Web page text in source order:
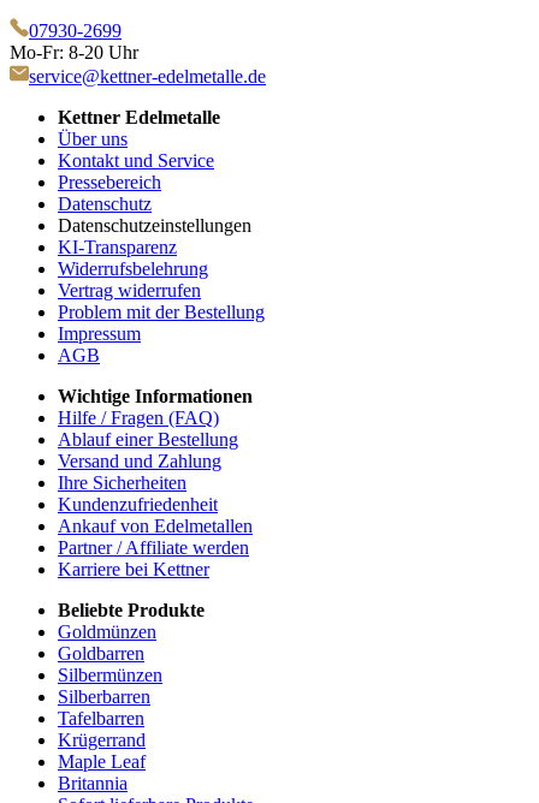
07930-2699
Mo-Fr: 8-20 Uhr
service@kettner-edelmetalle.de
Kettner Edelmetalle
Über uns
Kontakt und Service
Pressebereich
Datenschutz
Datenschutzeinstellungen
KI-Transparenz
Widerrufsbelehrung
Vertrag widerrufen
Problem mit der Bestellung
Impressum
AGB
Wichtige Informationen
Hilfe / Fragen (FAQ)
Ablauf einer Bestellung
Versand und Zahlung
Ihre Sicherheiten
Kundenzufriedenheit
Ankauf von Edelmetallen
Partner / Affiliate werden
Karriere bei Kettner
Beliebte Produkte
Goldmünzen
Goldbarren
Silbermünzen
Silberbarren
Tafelbarren
Krügerrand
Maple Leaf
Britannia